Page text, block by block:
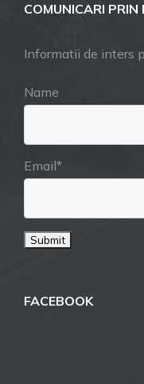
COMUNICARI PRIN
Informatii de inters
Name
Email*
FACEBOOK